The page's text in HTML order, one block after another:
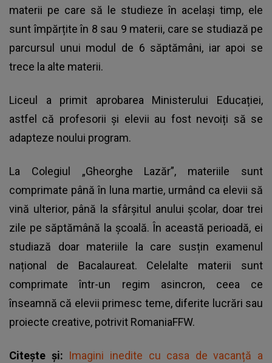
materii pe care să le studieze în același timp, ele
sunt împărțite în 8 sau 9 materii, care se studiază pe
parcursul unui modul de 6 săptămâni, iar apoi se
trece la alte materii.
Liceul a primit aprobarea Ministerului Educației,
astfel că profesorii și elevii au fost nevoiți să se
adapteze noului program.
La Colegiul „Gheorghe Lazăr”, materiile sunt
comprimate până în luna martie, urmând ca elevii să
vină ulterior, până la sfârșitul anului școlar, doar trei
zile pe săptămână la școală. În această perioadă, ei
studiază doar materiile la care susțin examenul
național de Bacalaureat. Celelalte materii sunt
comprimate într-un regim asincron, ceea ce
înseamnă că elevii primesc teme, diferite lucrări sau
proiecte creative, potrivit RomaniaFFW.
Citește și: Imagini inedite cu casa de vacanță a